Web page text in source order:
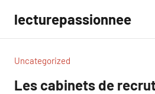
contenu
lecturepassionnee
Uncategorized
Les cabinets de